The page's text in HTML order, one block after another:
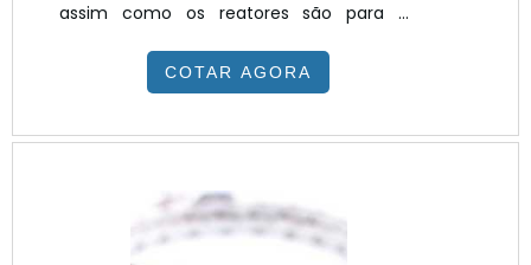
assim como os reatores são para as
lâmpadas fluorescentes. É um dispositivo
de controle de luz que harmoniza as
e 220V ou outras tensões em corrente
funcionamento do LEDVale destacar que
para que módulos de LED e fitas
COTAR AGORA